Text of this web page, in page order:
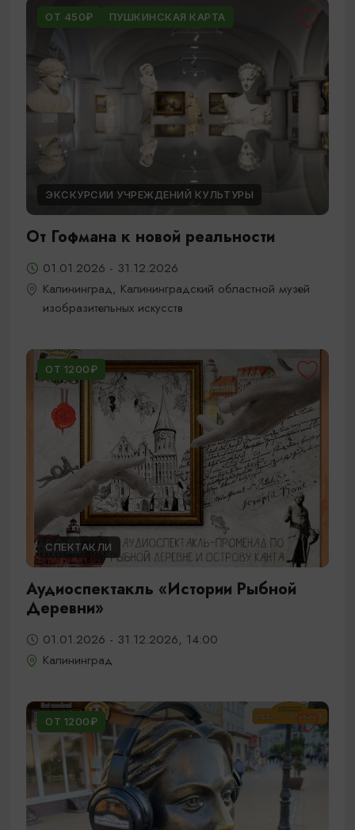
ОТ 450₽ ПУШКИНСКАЯ КАРТА
ЭКСКУРСИИ УЧРЕЖДЕНИЙ КУЛЬТУРЫ
От Гофмана к новой реальности
01.01.2026 - 31.12.2026
Калининград, Калининградский областной музей
изобразительных искусств
ОТ 1200₽
СПЕКТАКЛИ
Аудиоспектакль «Истории Рыбной
Деревни»
01.01.2026 - 31.12.2026, 14:00
Калининград
ОТ 1200₽